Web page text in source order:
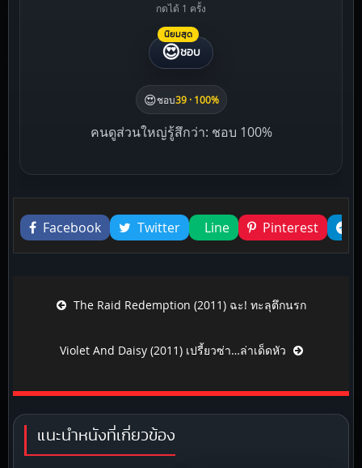
กดได้ 1 ครั้ง
นิยมสุด
😍ชอบ
😍ชอบ39 · 100%
คนดูส่วนใหญ่รู้สึกว่า: ชอบ 100%
Liked this
Facebook
Twitter Line Pinterest
Post navigationThe Raid Redemption (2011) ฉะ! ทะลุตึกนรก
Violet And Daisy (2011) เปรี้ยวซ่า…ล่าเด็ดหัว
แนะนำหนังที่เกี่ยวข้อง